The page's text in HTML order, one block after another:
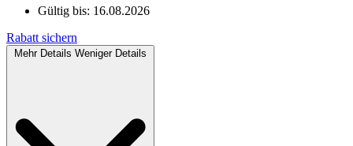
Gültig bis: 16.08.2026
Rabatt sichern
Mehr Details Weniger Details